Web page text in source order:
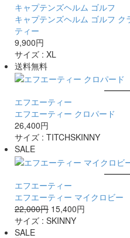
キャプテンズヘルム ゴルフ
キャプテンズヘルム ゴルフ
ティー
9,900円
サイズ : XL
送料無料
エフエーティー
エフエーティー クロパード
26,400円
サイズ : TITCHSKINNY
SALE
エフエーティー
エフエーティー マイクロビー
22,000円 15,400円
サイズ : SKINNY
SALE